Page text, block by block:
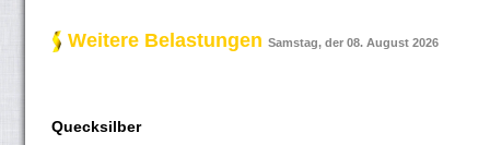
Weitere BelastungenSamstag, der 08. August 2026
Quecksilber